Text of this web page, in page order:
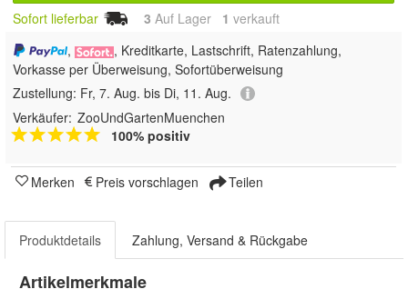
Sofort lieferbar 3 Auf Lager 1 verkauft
,
, Kreditkarte, Lastschrift, Ratenzahlung,
Vorkasse per Überweisung, Sofortüberweisung
Zustellung: Fr, 7. Aug. bis Di, 11. Aug.
Verkäufer: ZooUndGartenMuenchen
100% positiv
Merken Preis vorschlagen Teilen
Produktdetails Zahlung, Versand & Rückgabe
Artikelmerkmale